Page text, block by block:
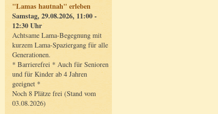
"Lamas hautnah" erleben
Samstag, 29.08.2026, 11:00 -
12:30 Uhr
Achtsame Lama-Begegnung mit
kurzem Lama-Spaziergang für alle
Generationen.
* Barrierefrei * Auch für Senioren
und für Kinder ab 4 Jahren
geeignet *
Noch 8 Plätze frei (Stand vom
03.08.2026)